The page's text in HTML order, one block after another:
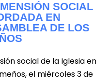
SOCIAL
EN
DE LOS
social de la Iglesia en
el miércoles 3 de